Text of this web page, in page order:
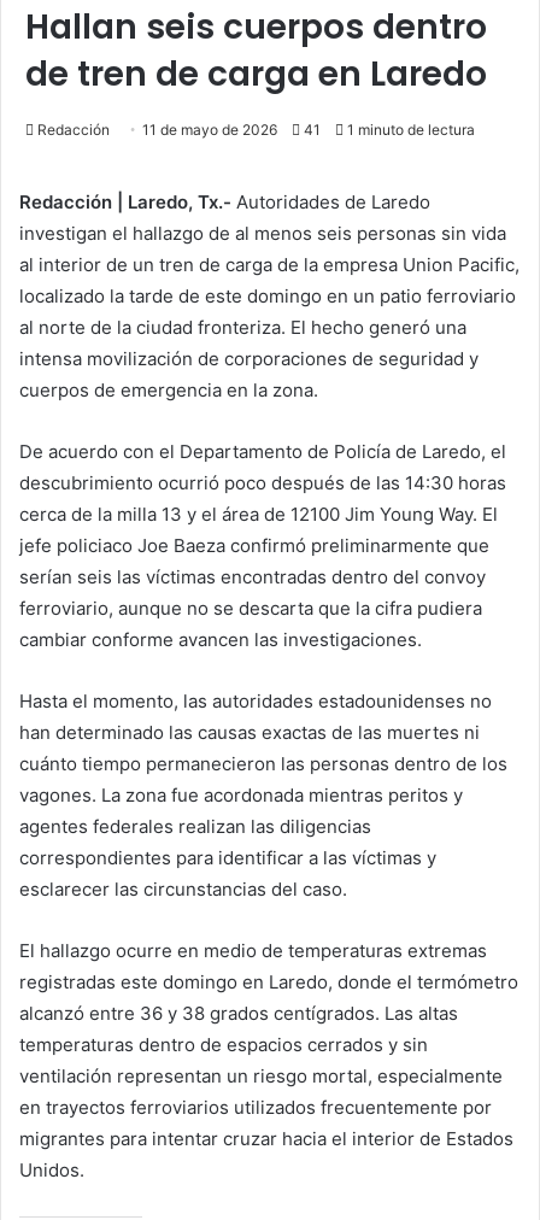
Hallan seis cuerpos dentro
de tren de carga en Laredo
Redacción 11 de mayo de 2026 41 1 minuto de lectura
Redacción | Laredo, Tx.- Autoridades de Laredo
investigan el hallazgo de al menos seis personas sin vida
al interior de un tren de carga de la empresa Union Pacific,
localizado la tarde de este domingo en un patio ferroviario
al norte de la ciudad fronteriza. El hecho generó una
intensa movilización de corporaciones de seguridad y
cuerpos de emergencia en la zona.
De acuerdo con el Departamento de Policía de Laredo, el
descubrimiento ocurrió poco después de las 14:30 horas
cerca de la milla 13 y el área de 12100 Jim Young Way. El
jefe policiaco Joe Baeza confirmó preliminarmente que
serían seis las víctimas encontradas dentro del convoy
ferroviario, aunque no se descarta que la cifra pudiera
cambiar conforme avancen las investigaciones.
Hasta el momento, las autoridades estadounidenses no
han determinado las causas exactas de las muertes ni
cuánto tiempo permanecieron las personas dentro de los
vagones. La zona fue acordonada mientras peritos y
agentes federales realizan las diligencias
correspondientes para identificar a las víctimas y
esclarecer las circunstancias del caso.
El hallazgo ocurre en medio de temperaturas extremas
registradas este domingo en Laredo, donde el termómetro
alcanzó entre 36 y 38 grados centígrados. Las altas
temperaturas dentro de espacios cerrados y sin
ventilación representan un riesgo mortal, especialmente
en trayectos ferroviarios utilizados frecuentemente por
migrantes para intentar cruzar hacia el interior de Estados
Unidos.